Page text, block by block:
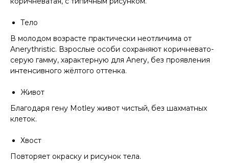
Тело
В молодом возрасте практически неотличима от
Anerythristic. Взрослые особи сохраняют коричневато-
серую гамму, характерную для Anery, без проявления
интенсивного жёлтого оттенка.
Живот
Благодаря гену Motley живот чистый, без шахматных
клеток.
Хвост
Повторяет окраску и рисунок тела.